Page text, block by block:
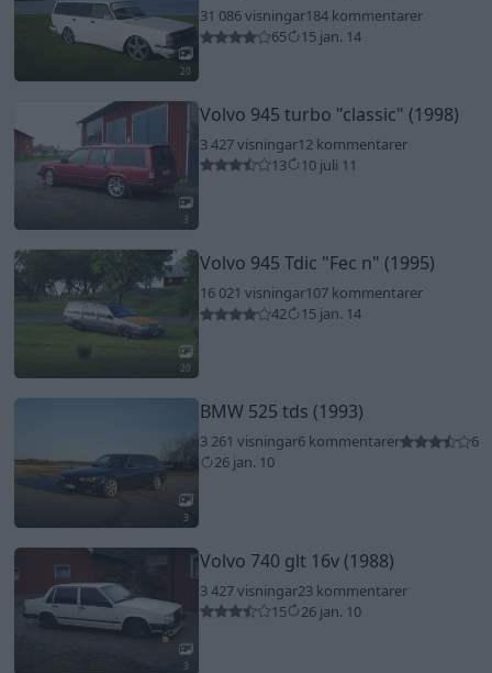
20
31 086 visningar184 kommentarer
65
15 jan. 14
3
Volvo 945 turbo "classic" (1998)
3 427 visningar12 kommentarer
13
10 juli 11
20
Volvo 945 Tdic "Fec n" (1995)
16 021 visningar107 kommentarer
42
15 jan. 14
3
BMW 525 tds (1993)
3 261 visningar6 kommentarer
6
26 jan. 10
3
Volvo 740 glt 16v (1988)
3 427 visningar23 kommentarer
15
26 jan. 10